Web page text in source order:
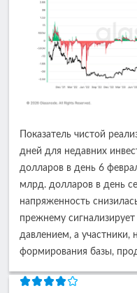
Показатель чистой
дней для недавних
долларов в день 6
млрд. долларов в день
напряженность
прежнему
давлением, а участники,
формирования базы,